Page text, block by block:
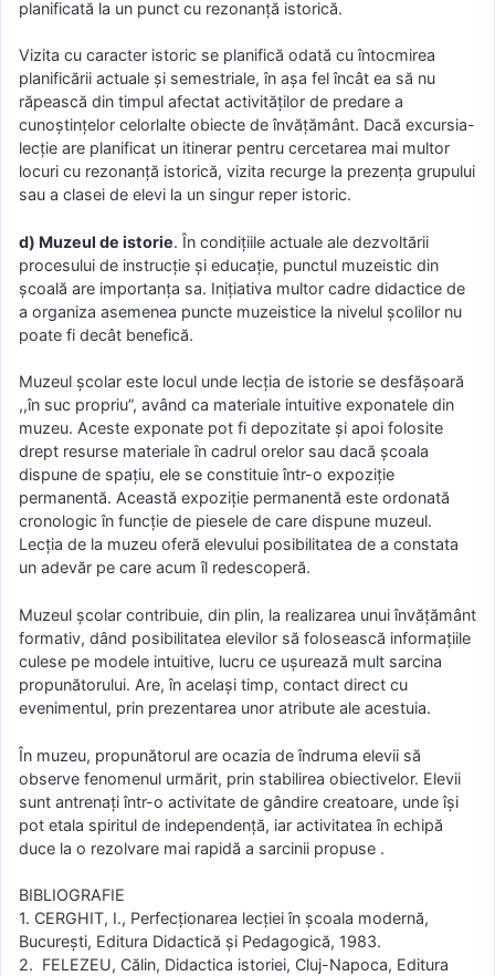
planificată la un punct cu rezonanţă istorică.
Vizita cu caracter istoric se planifică odată cu întocmirea
planificării actuale şi semestriale, în aşa fel încât ea să nu
răpească din timpul afectat activităţilor de predare a
cunoştinţelor celorlalte obiecte de învăţământ. Dacă excursia-
lecţie are planificat un itinerar pentru cercetarea mai multor
locuri cu rezonanţă istorică, vizita recurge la prezenţa grupului
sau a clasei de elevi la un singur reper istoric.
d) Muzeul de istorie. În condiţiile actuale ale dezvoltării
procesului de instrucţie şi educaţie, punctul muzeistic din
şcoală are importanţa sa. Iniţiativa multor cadre didactice de
a organiza asemenea puncte muzeistice la nivelul şcolilor nu
poate fi decât benefică.
Muzeul şcolar este locul unde lecţia de istorie se desfăşoară
,,în suc propriu”, având ca materiale intuitive exponatele din
muzeu. Aceste exponate pot fi depozitate şi apoi folosite
drept resurse materiale în cadrul orelor sau dacă şcoala
dispune de spaţiu, ele se constituie într-o expoziţie
permanentă. Această expoziţie permanentă este ordonată
cronologic în funcţie de piesele de care dispune muzeul.
Lecţia de la muzeu oferă elevului posibilitatea de a constata
un adevăr pe care acum îl redescoperă.
Muzeul şcolar contribuie, din plin, la realizarea unui învăţământ
formativ, dând posibilitatea elevilor să folosească informaţiile
culese pe modele intuitive, lucru ce uşurează mult sarcina
propunătorului. Are, în acelaşi timp, contact direct cu
evenimentul, prin prezentarea unor atribute ale acestuia.
În muzeu, propunătorul are ocazia de îndruma elevii să
observe fenomenul urmărit, prin stabilirea obiectivelor. Elevii
sunt antrenaţi într-o activitate de gândire creatoare, unde îşi
pot etala spiritul de independenţă, iar activitatea în echipă
duce la o rezolvare mai rapidă a sarcinii propuse .
BIBLIOGRAFIE
1. CERGHIT, I., Perfecţionarea lecţiei în şcoala modernă,
Bucureşti, Editura Didactică şi Pedagogică, 1983.
2. FELEZEU, Călin, Didactica istoriei, Cluj-Napoca, Editura